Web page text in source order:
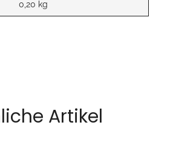
0,20 kg
Artikel